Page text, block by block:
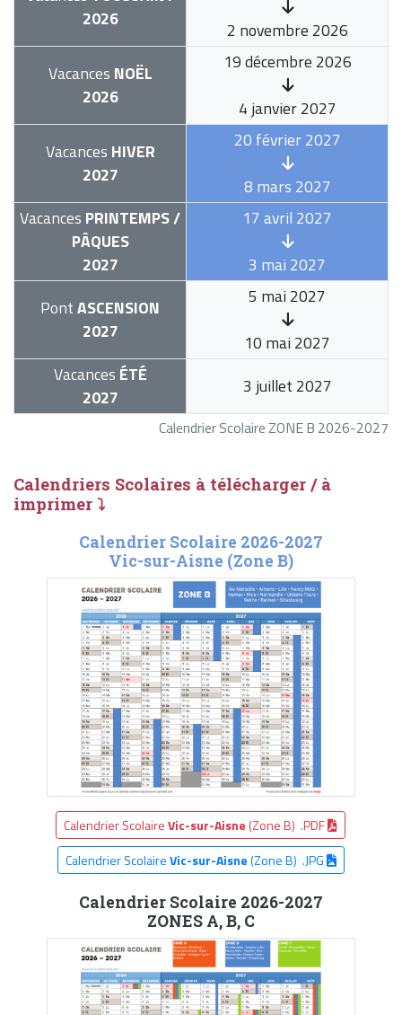
Calendrier Scolaire ZONE B 2026-2027
2026
2 novembre 2026
Vacances NOËL
2026
19 décembre 2026
4 janvier 2027
Vacances HIVER
2027
20 février 2027
8 mars 2027
Vacances PRINTEMPS /
PÂQUES
2027
17 avril 2027
3 mai 2027
PontASCENSION
2027
5 mai 2027
10 mai 2027
Vacances ÉTÉ
2027
3 juillet 2027
Calendriers Scolaires à télécharger / à
imprimer ⤵
Calendrier Scolaire 2026-2027
Vic-sur-Aisne (Zone B)
Calendrier ScolaireVic-sur-Aisne (Zone B) .PDF
Calendrier ScolaireVic-sur-Aisne(Zone B) .JPG
Calendrier Scolaire 2026-2027
ZONES A, B, C